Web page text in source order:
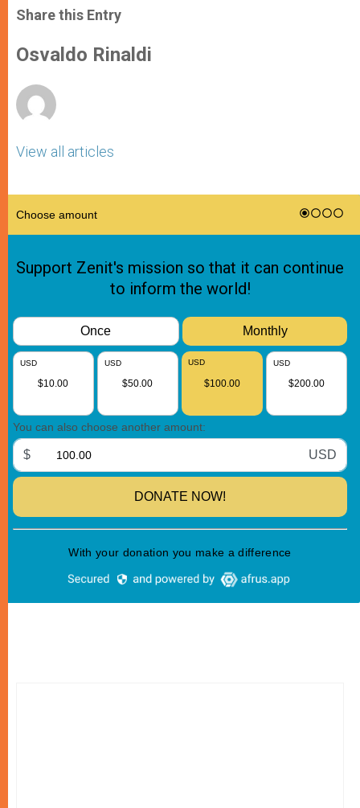
t
s
p
p
s
e
g
e
e
b
o
k
r
Share this Entry
Osvaldo Rinaldi
View all articles